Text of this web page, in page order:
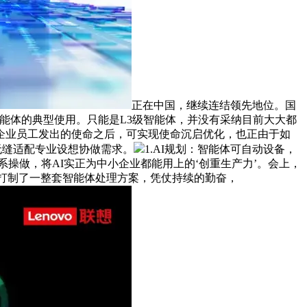
正在中国，继续连结领先地位。国
体的典型使用。只能是L3级智能体，并没有采纳目前大大都
员工发出的使命之后，可实现使命沉启优化，也正由于如
适配专业设想协做需求。
1.AI规划：智能体可自动设备，
做，将AI实正为中小企业都能用上的‘创重生产力’。会上，
了一整套智能体处理方案，凭仗持续的勤奋，